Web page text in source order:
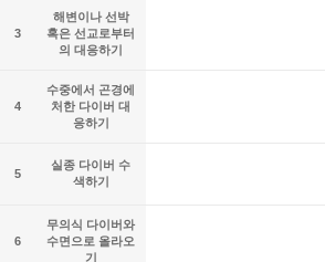
3
해변이나 선박
혹은 선교로부터
의 대응하기
4
수중에서 곤경에
처한 다이버 대
응하기
5
실종 다이버 수
색하기
6
무의식 다이버와
수면으로 올라오
기